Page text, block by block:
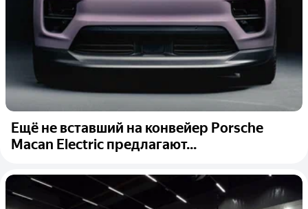
Ещё не вставший на конвейер Porsche
Macan Electric предлагают...